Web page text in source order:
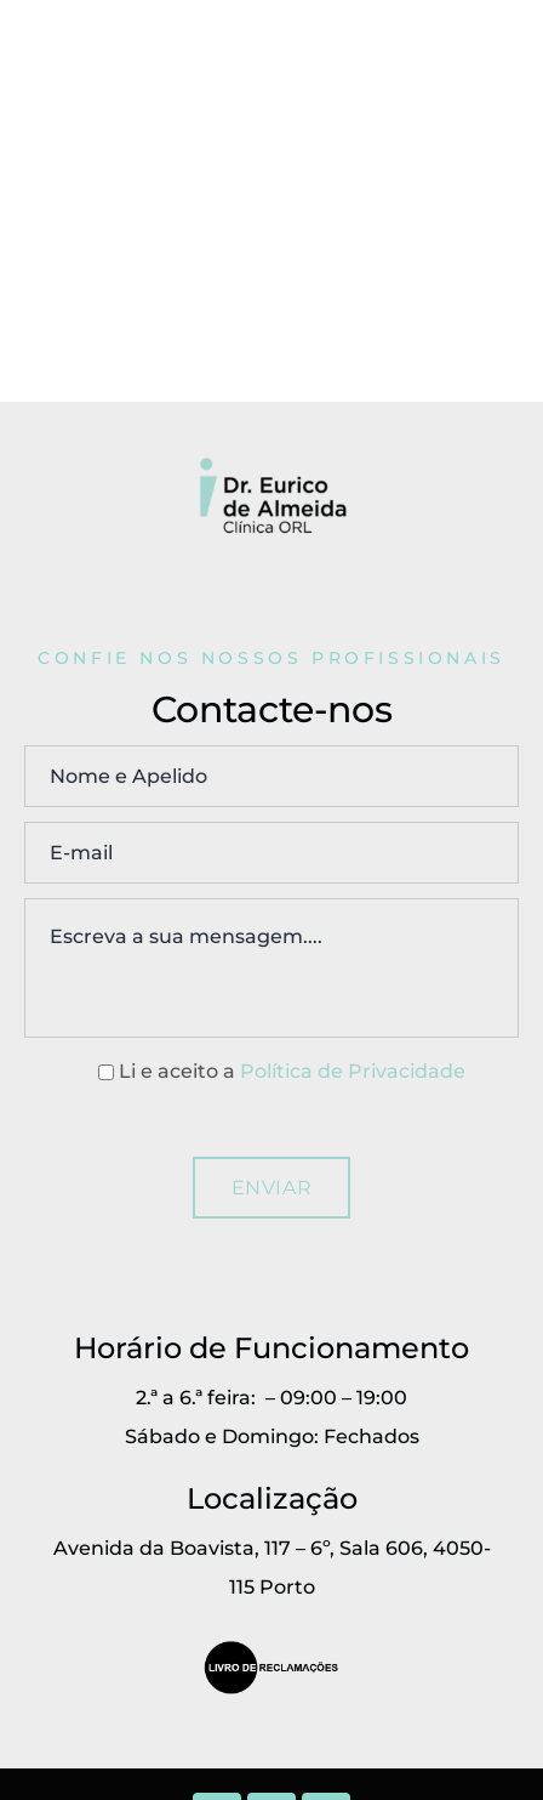
CONFIE NOS NOSSOS PROFISSIONAIS
Contacte-nos
Li e aceito a Política de Privacidade
Horário de Funcionamento
2.ª a 6.ª feira: – 09:00 – 19:00
Sábado e Domingo: Fechados
Localização
Avenida da Boavista, 117 – 6º, Sala 606, 4050-
115 Porto